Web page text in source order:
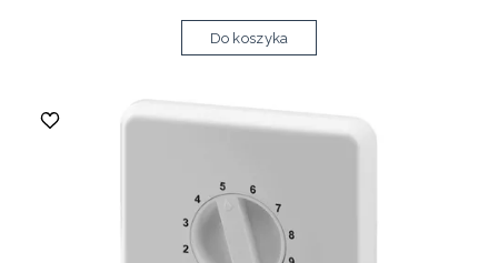
Do koszyka